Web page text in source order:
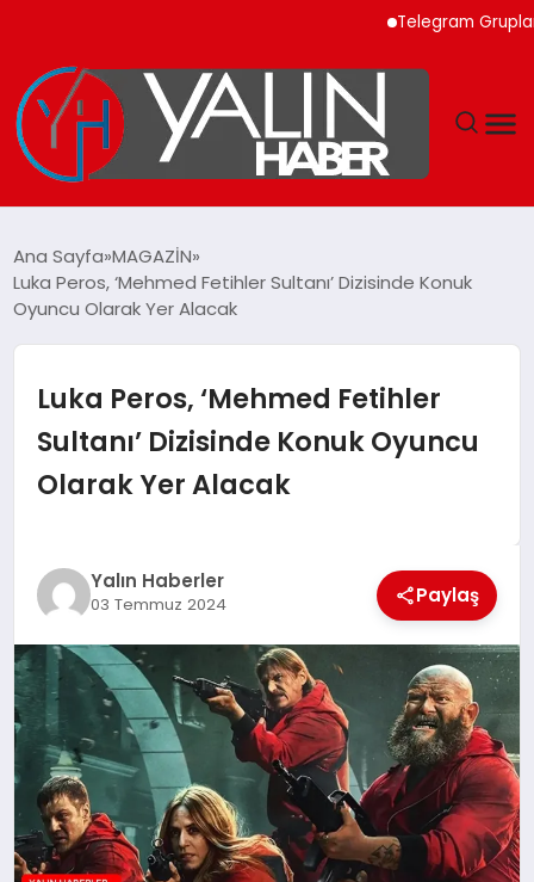
Telegram Grupları ile
YAŞAM
TEKNOLOJİ
MAGAZİN
SAĞLIK
Ana Sayfa MAGAZİN
Luka Peros, ‘Mehmed Fetihler Sultanı’ Dizisinde Konuk
Oyuncu Olarak Yer Alacak
Luka Peros, ‘Mehmed Fetihler
Sultanı’ Dizisinde Konuk Oyuncu
Olarak Yer Alacak
Yalın Haberler
03 Temmuz 2024 Paylaş